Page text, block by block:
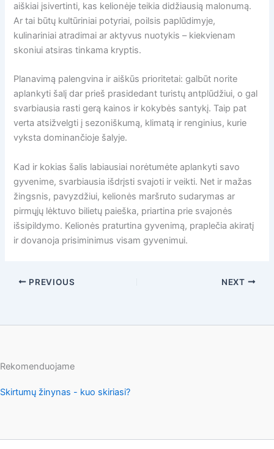
aiškiai įsivertinti, kas kelionėje teikia didžiausią malonumą.
Ar tai būtų kultūriniai potyriai, poilsis paplūdimyje,
kulinariniai atradimai ar aktyvus nuotykis – kiekvienam
skoniui atsiras tinkama kryptis.
Planavimą palengvina ir aiškūs prioritetai: galbūt norite
aplankyti šalį dar prieš prasidedant turistų antplūdžiui, o gal
svarbiausia rasti gerą kainos ir kokybės santykį. Taip pat
verta atsižvelgti į sezoniškumą, klimatą ir renginius, kurie
vyksta dominančioje šalyje.
Kad ir kokias šalis labiausiai norėtumėte aplankyti savo
gyvenime, svarbiausia išdrįsti svajoti ir veikti. Net ir mažas
žingsnis, pavyzdžiui, kelionės maršruto sudarymas ar
pirmųjų lėktuvo bilietų paieška, priartina prie svajonės
išsipildymo. Kelionės praturtina gyvenimą, praplečia akiratį
ir dovanoja prisiminimus visam gyvenimui.
PREVIOUS NEXT
Rekomenduojame
Skirtumų žinynas - kuo skiriasi?